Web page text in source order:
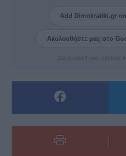
Add Dimokratiki.gr
Ακολουθήστε μας στο